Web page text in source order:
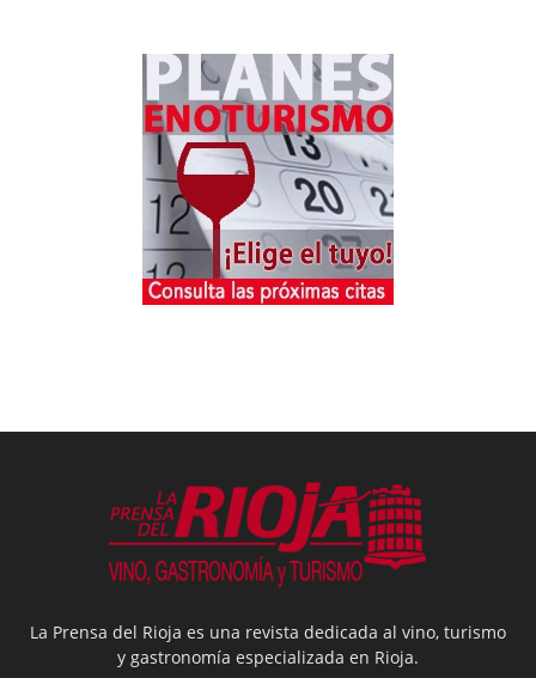
La Prensa del Rioja es una revista dedicada al vino, turismo
y gastronomía especializada en Rioja.